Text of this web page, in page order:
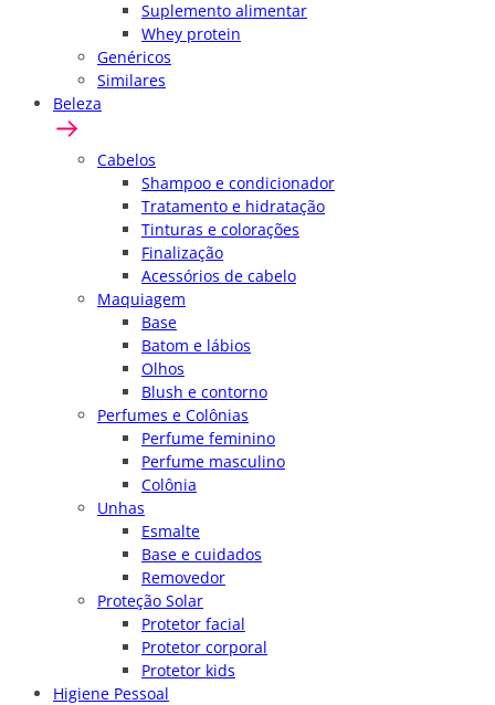
Suplemento alimentar
Whey protein
Genéricos
Similares
Beleza
Cabelos
Shampoo e condicionador
Tratamento e hidratação
Tinturas e colorações
Finalização
Acessórios de cabelo
Maquiagem
Base
Batom e lábios
Olhos
Blush e contorno
Perfumes e Colônias
Perfume feminino
Perfume masculino
Colônia
Unhas
Esmalte
Base e cuidados
Removedor
Proteção Solar
Protetor facial
Protetor corporal
Protetor kids
Higiene Pessoal